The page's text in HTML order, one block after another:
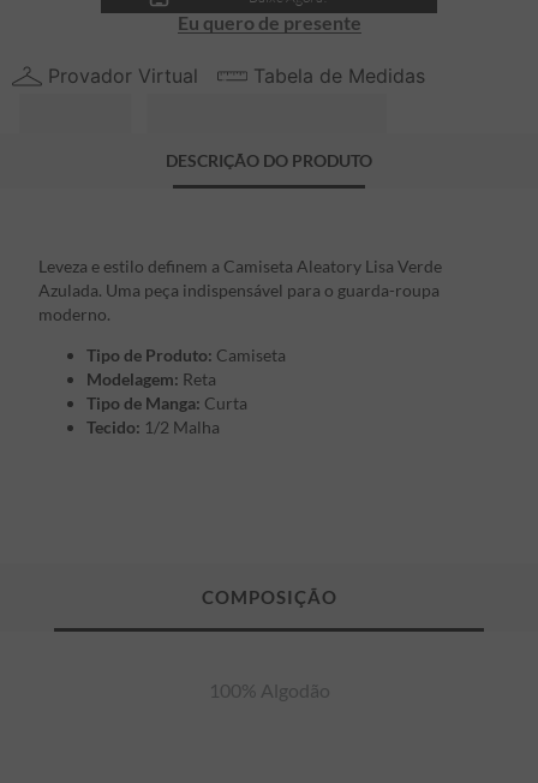
Eu quero de presente
Provador Virtual Tabela de Medidas
DESCRIÇÃO DO PRODUTO
Leveza e estilo definem a Camiseta Aleatory Lisa Verde
Azulada. Uma peça indispensável para o guarda-roupa
moderno.
Tipo de Produto: Camiseta
Modelagem: Reta
Tipo de Manga: Curta
Tecido: 1/2 Malha
100% Algodão